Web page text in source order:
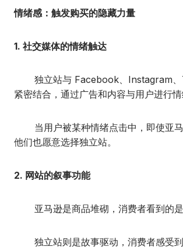
情绪感：触发购买的隐藏力量
1. 社交媒体的情绪触达
独立站与 Facebook、Instagram、
紧密结合，通过广告和内容与用户进行情
当用户被某种情绪点击中，即使亚马
他们也愿意选择独立站。
2. 网站的叙事功能
亚马逊是商品堆砌，消费者看到的是“
独立站则是故事驱动，消费者感受到